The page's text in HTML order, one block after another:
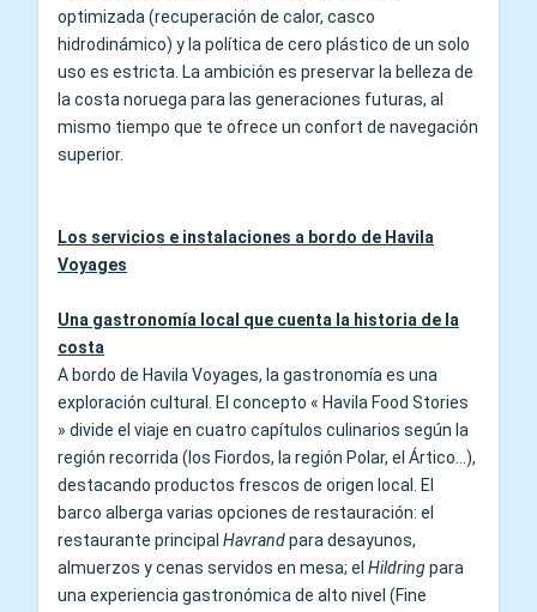
optimizada (recuperación de calor, casco
hidrodinámico) y la política de cero plástico de un solo
uso es estricta. La ambición es preservar la belleza de
la costa noruega para las generaciones futuras, al
mismo tiempo que te ofrece un confort de navegación
superior.
Los servicios e instalaciones a bordo de Havila
Voyages
Una gastronomía local que cuenta la historia de la
costa
A bordo de Havila Voyages, la gastronomía es una
exploración cultural. El concepto « Havila Food Stories
» divide el viaje en cuatro capítulos culinarios según la
región recorrida (los Fiordos, la región Polar, el Ártico...),
destacando productos frescos de origen local. El
barco alberga varias opciones de restauración: el
restaurante principal Havrandpara desayunos,
almuerzos y cenas servidos en mesa; el Hildringpara
una experiencia gastronómica de alto nivel (Fine